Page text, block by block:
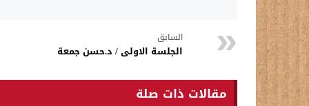
السابق
الجلسة الاولى / د.حسن جمعة
مقالات ذات صلة